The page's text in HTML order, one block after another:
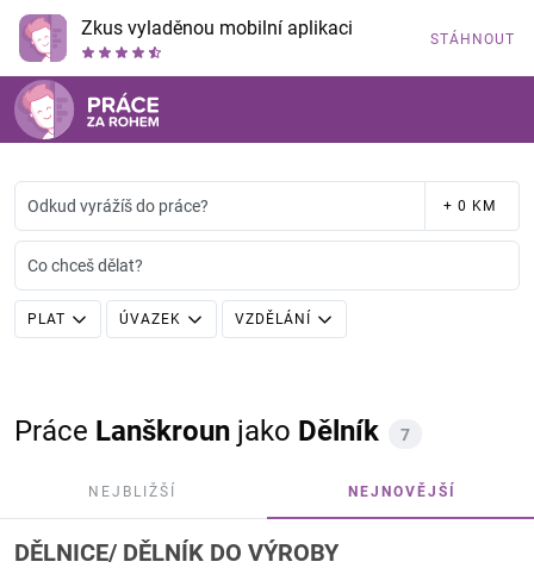
Zkus vyladěnou mobilní aplikaci STÁHNOUT
Odkud vyrážíš do práce? + 0 KM
Co chceš dělat?
PLAT ÚVAZEK VZDĚLÁNÍ
Práce Lanškroun jako Dělník 7
NEJBLIŽŠÍ NEJNOVĚJŠÍ
DĚLNICE/ DĚLNÍK DO VÝROBY